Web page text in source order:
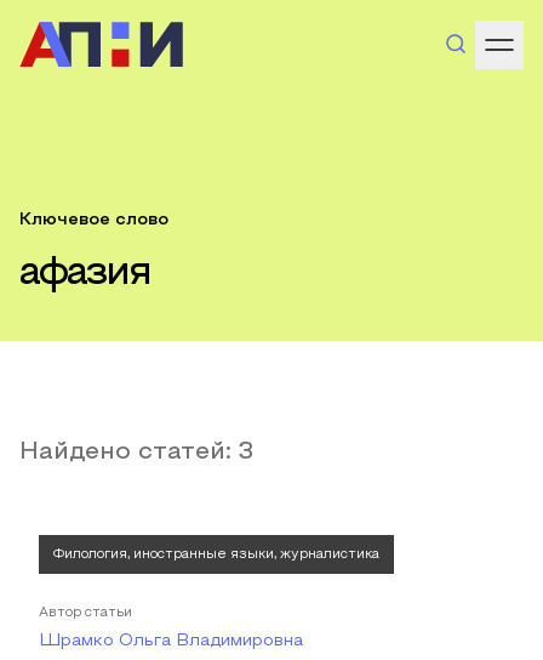
Ключевое слово
афазия
Найдено статей: 3
Филология, иностранные языки, журналистика
Автор статьи
Шрамко Ольга Владимировна